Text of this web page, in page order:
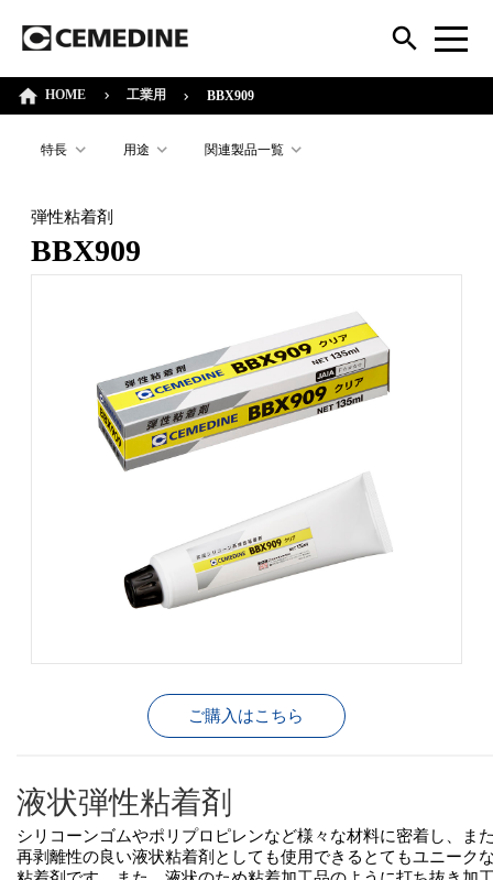
HOME 工業用 BBX909
特長 用途 関連製品一覧
弾性粘着剤
BBX909
ご購入はこちら
液状弾性粘着剤
シリコーンゴムやポリプロピレンなど様々な材料に密着し、ま
再剥離性の良い液状粘着剤としても使用できるとてもユニーク